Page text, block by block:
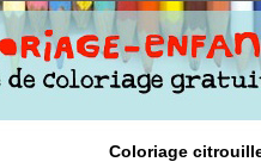
Coloriage